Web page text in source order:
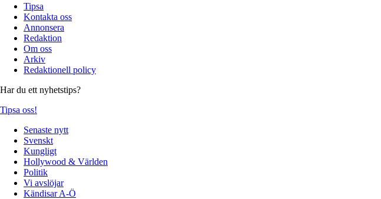
Tipsa
Kontakta oss
Annonsera
Redaktion
Om oss
Arkiv
Redaktionell policy
Har du ett nyhetstips?
Tipsa oss!
Senaste nytt
Svenskt
Kungligt
Hollywood & Världen
Politik
Vi avslöjar
Kändisar A-Ö